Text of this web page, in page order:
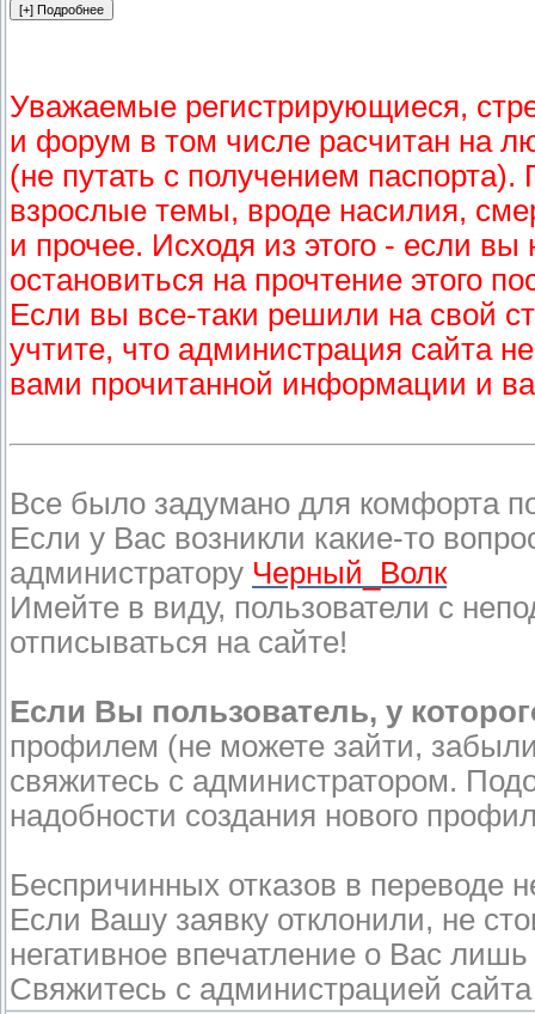
Уважаемые регистрирующиеся,
и форум в том числе расчитан на
(не путать с получением
взрослые темы, вроде насилия,
и прочее. Исходя из этого - если
остановиться на прочтение этого
Если вы все-таки решили на свой
учтите, что администрация сайта
вами прочитанной информации и
Все было задумано для комфорта
Если у Вас возникли какие-то
администратору Черный_Волк
Имейте в виду, пользователи с
отписываться на сайте!
Если Вы пользователь, у
профилем (не можете зайти,
свяжитесь с администратором.
надобности создания нового
Беспричинных отказов в переводе
Если Вашу заявку отклонили, не
негативное впечатление о Вас
Свяжитесь с администрацией